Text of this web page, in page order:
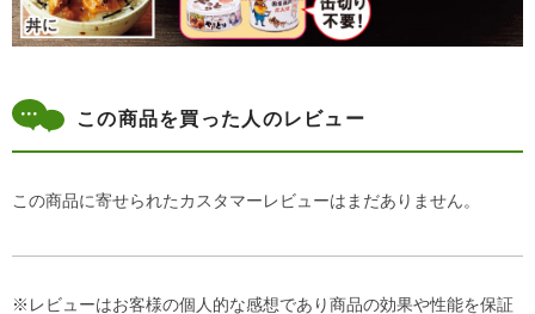
この商品を買った人のレビュー
この商品に寄せられたカスタマーレビューはまだありません。
※レビューはお客様の個人的な感想であり商品の効果や性能を保証